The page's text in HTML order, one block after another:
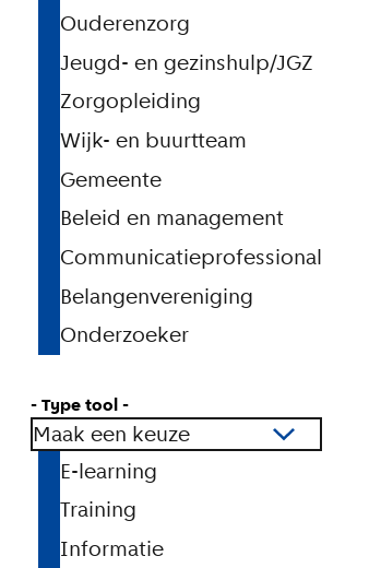
Ouderenzorg
Jeugd- en gezinshulp/JGZ
Zorgopleiding
Wijk- en buurtteam
Gemeente
Beleid en management
Communicatieprofessional
Belangenvereniging
Onderzoeker
- Type tool -
Maak een keuze
E-learning
Training
Informatie